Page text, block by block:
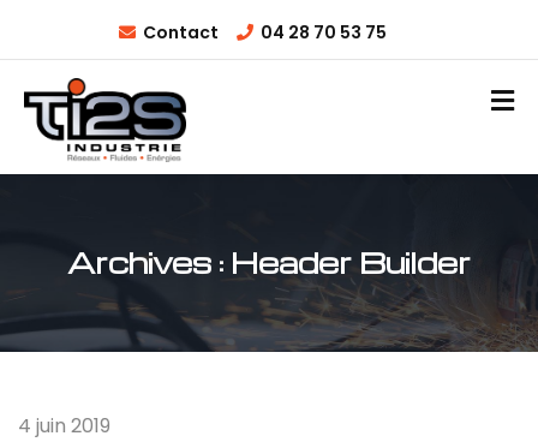
Contact 04 28 70 53 75
Archives : Header Builder
4 juin 2019